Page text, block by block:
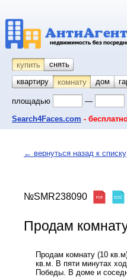
купить снять
квартиру
комнату койко-
дом
площадью —
Search4Faces.com -
← вернуться назад к списку
№SMR238090
Продам
Продам комнату (10
кв.м. В пяти минутах
Победы. В доме и